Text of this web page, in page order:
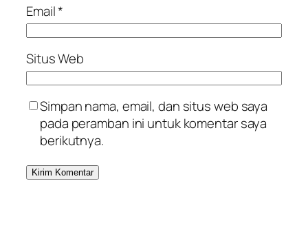
Email*
Situs Web
Simpan nama, email, dan situs web saya
pada peramban ini untuk komentar saya
berikutnya.